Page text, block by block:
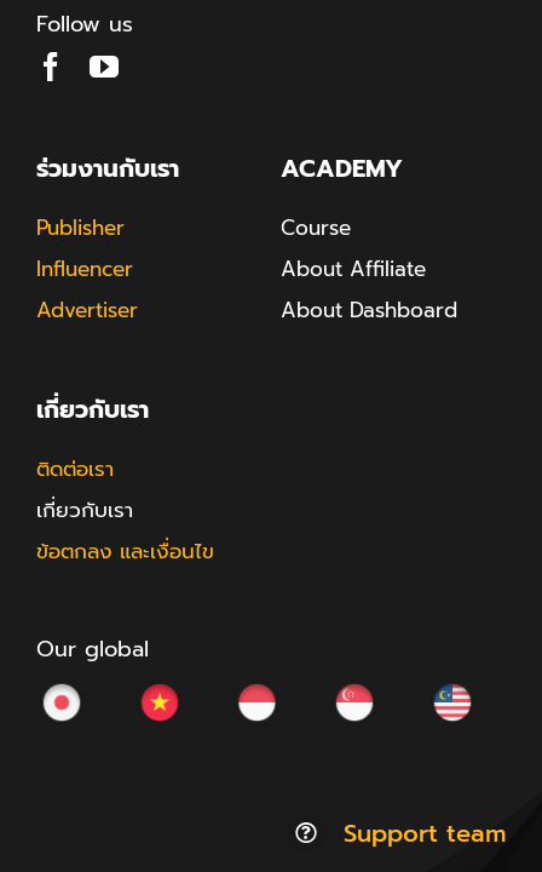
Follow us
ร่วมงานกับเรา
Publisher
Influencer
Advertiser
ACADEMY
Course
About Affiliate
About Dashboard
เกี่ยวกับเรา
ติดต่อเรา
เกี่ยวกับเรา
ข้อตกลง และเงื่อนไข
Our global
Support team